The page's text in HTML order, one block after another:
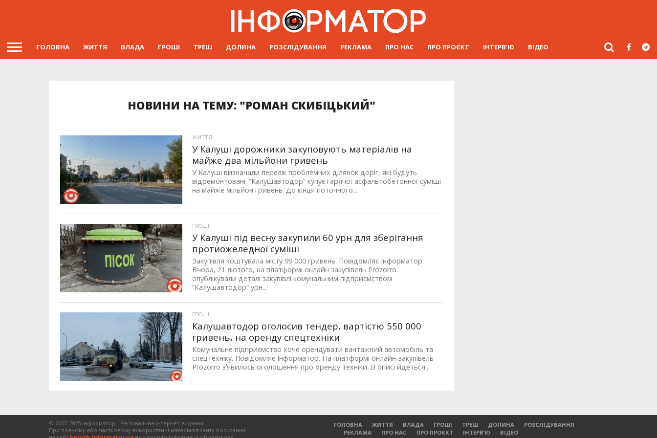
ГОЛОВНА ЖИТТЯ ВЛАДА ГРОШІ ТРЕШ ДОЛИНА РОЗСЛІДУВАННЯ РЕКЛАМА ПРО НАС ПРО ПРОЄКТ ІНТЕРВ’Ю ВІДЕО
НОВИНИ НА ТЕМУ: "РОМАН СКИБІЦЬКИЙ"
ЖИТТЯ
У Калуші дорожники закуповують матеріалів на
майже два мільйони гривень
У Калуші визначали перелік проблемних ділянок доріг, які будуть
відремонтовані. “Калушавтодор” купує гарячої асфальтобетонної суміші
на майже мільйон гривень. До кінця поточного...
ГРОШІ
У Калуші під весну закупили 60 урн для зберігання
протиожеледної суміші
Закупівля коштувала місту 99 000 гривень. Повідомляє Інформатор.
Вчора, 21 лютого, на платформі онлайн закупівель Prozorro
опублікували деталі закупівлі комунальним підприємством
“Калушавтодор” урн...
ГРОШІ
Калушавтодор оголосив тендер, вартістю 550 000
гривень, на оренду спецтехніки
Комунальне підприємство хоче орендувати вантажний автомобіль та
спецтехніку. Повідомляє Інформатор. На платформі онлайн-закупівель
Prozorro зʼявилось оголошення про оренду техніки. В описі йдеться...
ГОЛОВНА ЖИТТЯ ВЛАДА ГРОШІ ТРЕШ ДОЛИНА
РОЗСЛІДУВАННЯ
РЕКЛАМА
ПРО НАС ПРО ПРОЄКТ ІНТЕРВ’Ю ВІДЕО
© 2007-2025 Інформатор - Регіональне інтернет-видання.
При повному або частковому використанні матеріалів сайту посилання